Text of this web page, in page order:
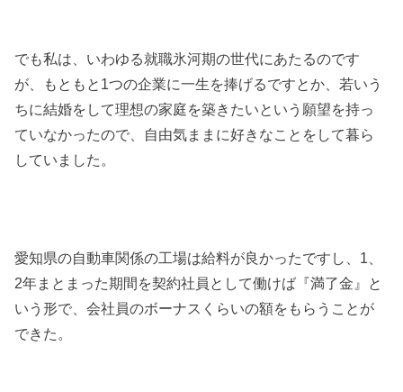
でも私は、いわゆる就職氷河期の世代にあたるのです
が、もともと1つの企業に一生を捧げるですとか、若いう
ちに結婚をして理想の家庭を築きたいという願望を持っ
ていなかったので、自由気ままに好きなことをして暮ら
していました。
愛知県の自動車関係の工場は給料が良かったですし、1、
2年まとまった期間を契約社員として働けば『満了金』と
いう形で、会社員のボーナスくらいの額をもらうことが
できた。